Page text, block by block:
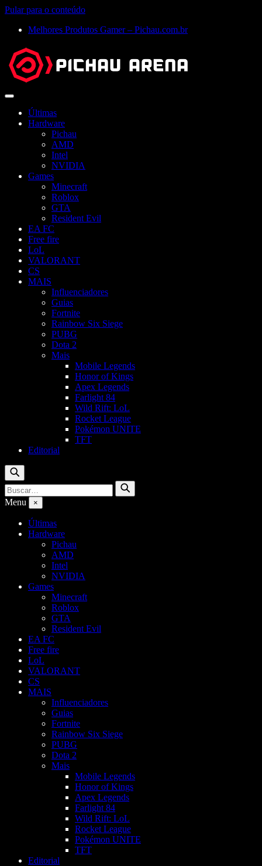
Pular para o conteúdo
Melhores Produtos Gamer – Pichau.com.br
Abrir
Últimas
Hardware
Pichau
AMD
Intel
NVIDIA
Games
Minecraft
Roblox
GTA
Resident Evil
EA FC
Free fire
LoL
VALORANT
CS
MAIS
Influenciadores
Guias
Fortnite
Rainbow Six Siege
PUBG
Dota 2
Mais
Mobile Legends
Honor of Kings
Apex Legends
Farlight 84
Wild Rift: LoL
Rocket League
Pokémon UNITE
TFT
Editorial
Buscar
Buscar
por:
Buscar
Menu ×
Últimas
Hardware
Pichau
AMD
Intel
NVIDIA
Games
Minecraft
Roblox
GTA
Resident Evil
EA FC
Free fire
LoL
VALORANT
CS
MAIS
Influenciadores
Guias
Fortnite
Rainbow Six Siege
PUBG
Dota 2
Mais
Mobile Legends
Honor of Kings
Apex Legends
Farlight 84
Wild Rift: LoL
Rocket League
Pokémon UNITE
TFT
Editorial